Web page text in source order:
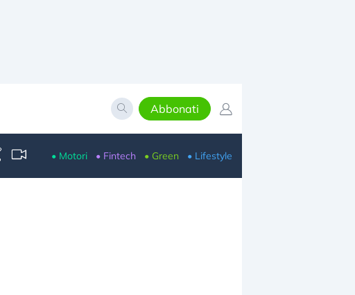
Abbonati
• Motori • Fintech • Green • Lifestyle